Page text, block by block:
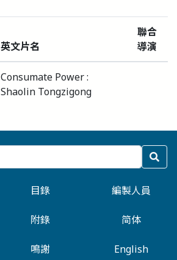
英文片名
聯合
導演
Consumate Power :
Shaolin Tongzigong
目錄 編製人員
附錄 简体
鳴謝 English